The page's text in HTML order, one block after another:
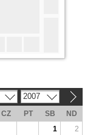
2007
CZ PT SB
ND
1
2